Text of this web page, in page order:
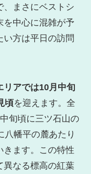
、まさにベストシ
を中心に混雑が予
い方は平日の訪問
リアでは10月中旬
頃を迎えます。全
旬頃に三ツ石山の
八幡平の麓あたり
きます。この特性
異なる標高の紅葉